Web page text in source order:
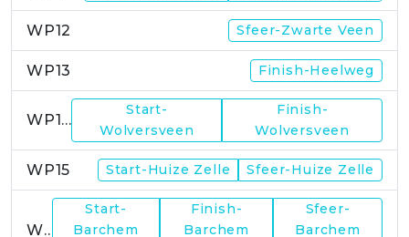
WP12 Sfeer-Zwarte Veen
WP13 Finish-Heelweg
WP14
Start-
Wolversveen
Finish-
Wolversveen
WP15 Start-Huize Zelle Sfeer-Huize Zelle
WP17
Start-
Barchem
Finish-
Barchem
Sfeer-
Barchem